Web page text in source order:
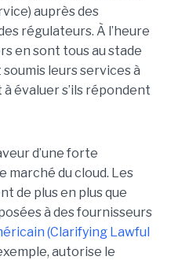
auprès des
régulateurs. À l’heure
en sont tous au stade
leurs services à
évaluer s’ils répondent
d’une forte
marché du cloud. Les
de plus en plus que
à des fournisseurs
(Clarifying Lawful
autorise le